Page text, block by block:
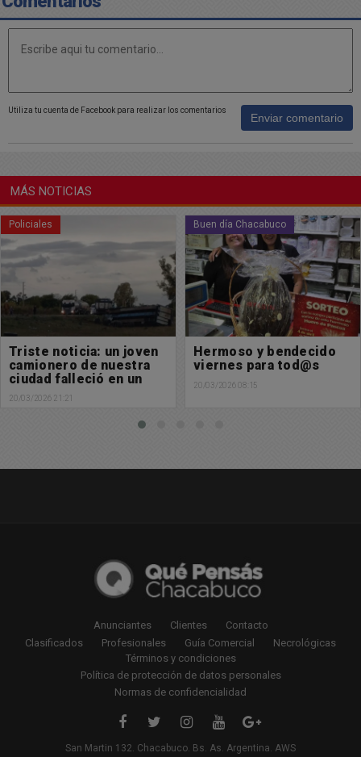
Utiliza tu cuenta de Facebook para realizar los comentarios
Enviar comentario
MÁS NOTICIAS
Policiales
Triste noticia: un joven
camionero de nuestra
ciudad falleció en un
accidente
20/03/2026 21:21
Buen día Chacabuco
Hermoso y bendecido
viernes para tod@s
20/03/2026 08:15
Anunciantes Clientes
Contacto
Clasificados
Profesionales Guía Comercial
Necrológicas
Términos y condiciones
Política de protección de datos personales
Normas de confidencialidad
San Martin 132. Chacabuco. Bs. As. Argentina. AWS